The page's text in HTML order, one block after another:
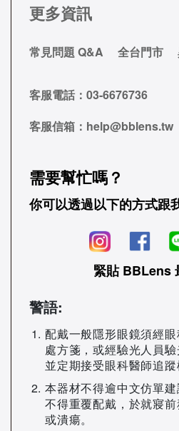
更多資訊
常見問題 Q&A 全台門市
客服電話： 03-6676736
客服信箱： help@bblens.tw
需要幫忙嗎？
你可以透過以下的方式跟
緊貼 BBLens
警語:
配戴一般隱形眼鏡須經
處方箋，或經驗光人員
並定期接受眼科醫師追蹤
本器材不得逾中文仿單建
不得重覆配戴，於就寢
或潰瘍。